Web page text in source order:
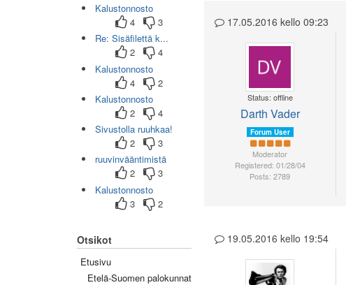
17.05.2016 kello 09:23
Status: offline
Darth Vader
Forum User
Moderator
Registered: 01/28/04
Posts: 2789
19.05.2016 kello 19:54
Kalustonnosto
4
3
Re: Sisäfilettä k...
2
4
Kalustonnosto
4
2
Kalustonnosto
2
4
Sivustolla ruuhkaa!
2
3
ruuvinvääntimistä
2
3
Kalustonnosto
3
2
Otsikot
Etusivu
Etelä-Suomen palokunnat